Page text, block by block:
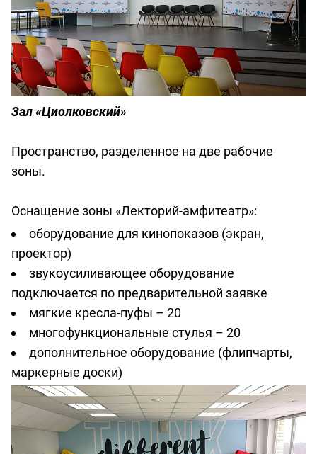
Зал «Циолковский»
Пространство, разделенное на две рабочие
зоны.
Оснащение зоны «Лекторий-амфитеатр»:
оборудование для кинопоказов (экран,
проектор)
звукоусиливающее оборудование
подключается по предварительной заявке
мягкие кресла-пуфы – 20
многофункциональные стулья – 20
дополнительное оборудование (флипчарты,
маркерные доски)